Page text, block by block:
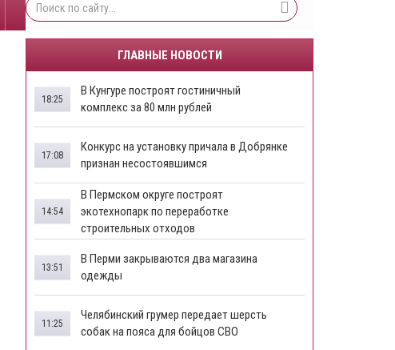
ГЛАВНЫЕ НОВОСТИ
В Кунгуре построят гостиничный
комплекс за 80 млн рублей
18:25
Конкурс на установку причала в Добрянке
признан несостоявшимся
17:08
В Пермском округе построят
экотехнопарк по переработке
строительных отходов
14:54
В Перми закрываются два магазина
одежды
13:51
Челябинский грумер передает шерсть
собак на пояса для бойцов СВО
11:25